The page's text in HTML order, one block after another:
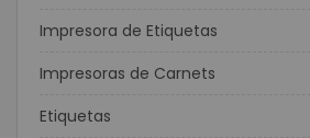
Impresora de Etiquetas
Impresoras de Carnets
Etiquetas